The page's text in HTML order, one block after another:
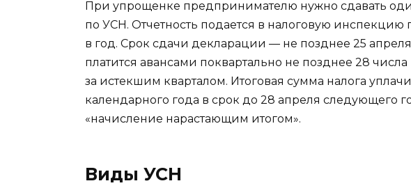
При упрощенке предпринимателю нужно сдавать
по УСН. Отчетность подается в налоговую
в год. Срок сдачи декларации — не позднее 25
платится авансами поквартально не позднее 28
за истекшим кварталом. Итоговая сумма налога
календарного года в срок до 28 апреля следующего
«начисление нарастающим итогом».
Виды УСН